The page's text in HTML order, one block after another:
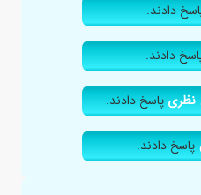
دادند.
دادند.
نظریپاسخ دادند.
پاسخ دادند.